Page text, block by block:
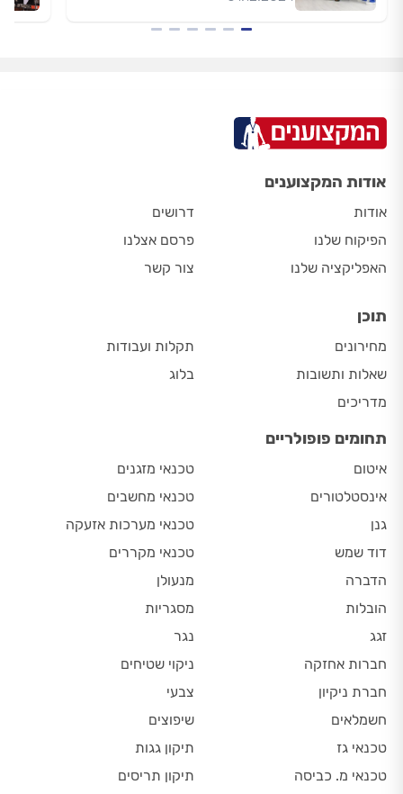
אודות המקצוענים
אודות
הפיקוח שלנו
האפליקציה שלנו
דרושים
פרסם אצלנו
צור קשר
תוכן
מחירונים
שאלות ותשובות
מדריכים
תקלות ועבודות
בלוג
תחומים פופולריים
איטום
אינסטלטורים
גנן
דוד שמש
הדברה
הובלות
זגג
חברות אחזקה
חברת ניקיון
חשמלאים
טכנאי גז
טכנאי מ. כביסה
טכנאי מזגנים
טכנאי מחשבים
טכנאי מערכות אזעקה
טכנאי מקררים
מנעולן
מסגריות
נגר
ניקוי שטיחים
צבעי
שיפוצים
תיקון גגות
תיקון תריסים